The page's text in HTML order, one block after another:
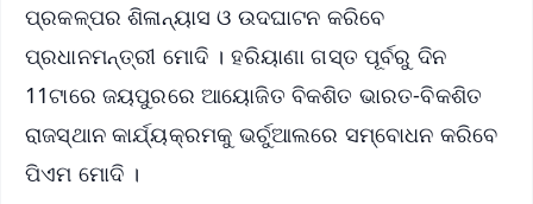
ପ୍ରକଳ୍ପର ଶିଳାନ୍ୟାସ ଓ ଉଦଘାଟନ କରିବେ
ପ୍ରଧାନମନ୍ତ୍ରୀ ମୋଦି । ହରିୟାଣା ଗସ୍ତ ପୂର୍ବରୁ ଦିନ
11ଟାରେ ଜୟପୁରରେ ଆୟୋଜିତ ବିକଶିତ ଭାରତ-ବିକଶିତ
ରାଜସ୍ଥାନ କାର୍ଯ୍ୟକ୍ରମକୁ ଭର୍ଚୁଆଲରେ ସମ୍ବୋଧନ କରିବେ
ପିଏମ ମୋଦି ।